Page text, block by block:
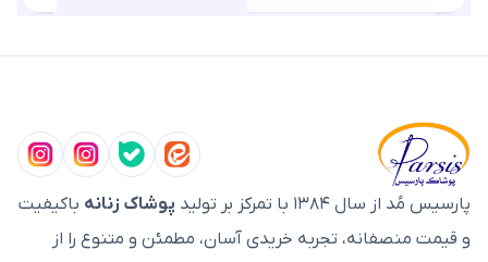
پارسیس مُد از سال ۱۳۸۴ با تمرکز بر تولید پوشاک زنانه باکیفیت
و قیمت منصفانه، تجربه خریدی آسان، مطمئن و متنوع را از